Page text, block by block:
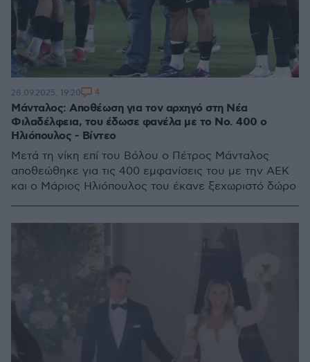
Μάνταλος: Αποθέωση για τον αρχηγό στη Νέα
Φιλαδέλφεια, του έδωσε φανέλα με το Νο. 400 ο
Ηλιόπουλος - Βίντεο
Μετά τη νίκη επί του Βόλου ο Πέτρος Μάνταλος
αποθεώθηκε για τις 400 εμφανίσεις του με την ΑΕΚ
και ο Μάριος Ηλιόπουλος του έκανε ξεχωριστό δώρο
28.09.2025, 19:20 4